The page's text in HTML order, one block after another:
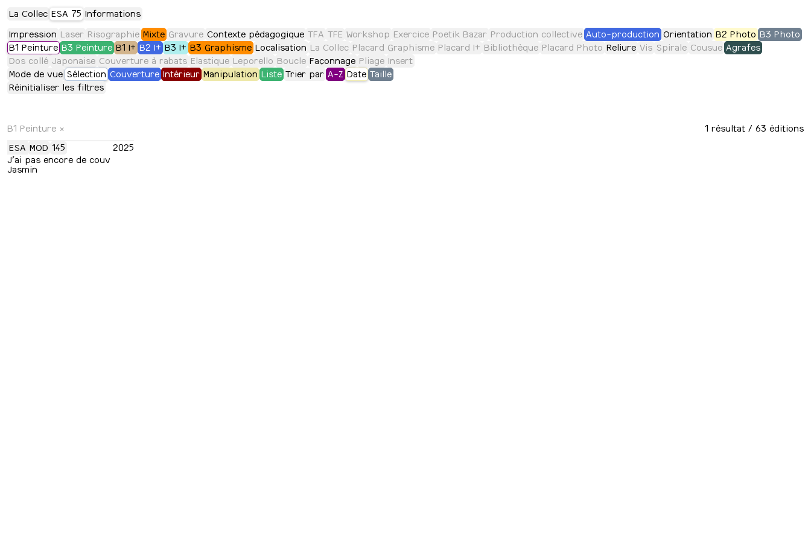
La Collec ESA 75 Informations
Impression Laser Risographie Mixte Gravure Contexte pédagogique TFA TFE Workshop Exercice Poetik Bazar Production collective Auto-production Orientation B2 Photo B3 Photo
B1 Peinture B3 Peinture B1 I+ B2 I+ B3 I+ B3 Graphisme Localisation La Collec Placard Graphisme Placard I+ Bibliothèque Placard Photo Reliure Vis Spirale Cousue Agrafes
Dos collé Japonaise Couverture à rabats Elastique Leporello Boucle Façonnage Pliage Insert
Mode de vue Sélection Couverture Intérieur Manipulation Liste Trier par A-Z Date Taille
Réinitialiser les filtres
B1 Peinture × 1 résultat / 63 éditions
ESA MOD 145
2025
J’ai pas encore de couv
Jasmin